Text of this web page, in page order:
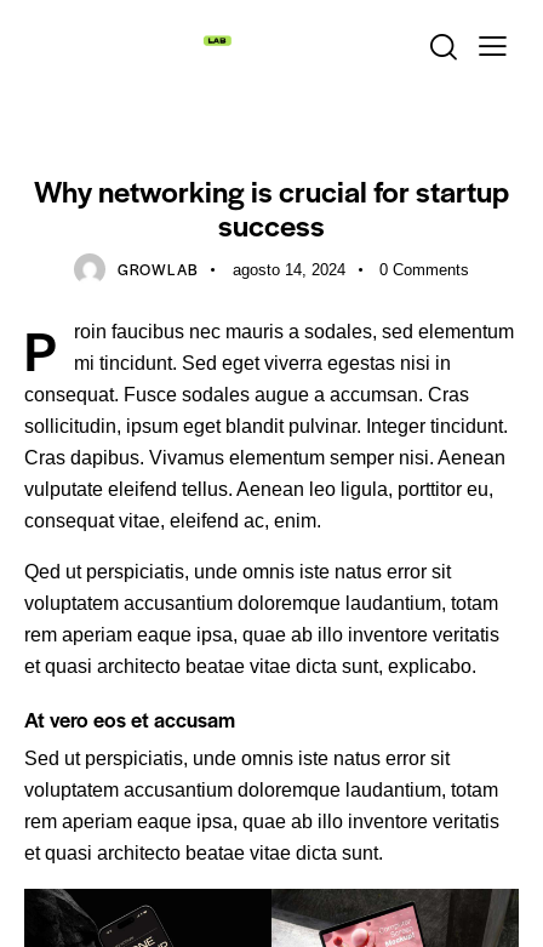
Why networking is crucial for startup
success
GROWLAB agosto 14, 2024 0 Comments
P
roin faucibus nec mauris a sodales, sed elementum
mi tincidunt. Sed eget viverra egestas nisi in
consequat. Fusce sodales augue a accumsan. Cras
sollicitudin, ipsum eget blandit pulvinar. Integer tincidunt.
Cras dapibus. Vivamus elementum semper nisi. Aenean
vulputate eleifend tellus. Aenean leo ligula, porttitor eu,
consequat vitae, eleifend ac, enim.
Qed ut perspiciatis, unde omnis iste natus error sit
voluptatem accusantium doloremque laudantium, totam
rem aperiam eaque ipsa, quae ab illo inventore veritatis
et quasi architecto beatae vitae dicta sunt, explicabo.
At vero eos et accusam
Sed ut perspiciatis, unde omnis iste natus error sit
voluptatem accusantium doloremque laudantium, totam
rem aperiam eaque ipsa, quae ab illo inventore veritatis
et quasi architecto beatae vitae dicta sunt.